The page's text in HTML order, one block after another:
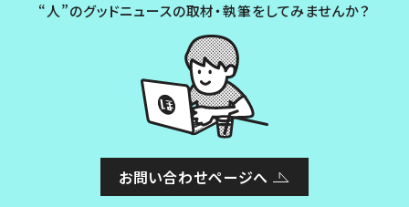
“人”のグッドニュースの取材・執筆をしてみませんか？
お問い合わせページへ